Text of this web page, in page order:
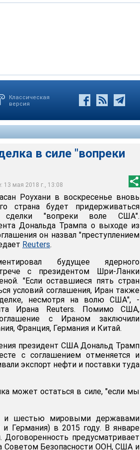
Классическая
версия
в силе "вопреки
13 мая 2018 г., 13:08
объявил 8 мая. Вместе с
которые затрагивали
Роухани в воскресенье вновь
страна будет придерживаться
сделки "вопреки воле США".
Дональда Трампа о выходе из
он назвал "преступлением
Reuters.
будущее ядерного
с президентом Шри-Ланки
"Если оставшиеся пять стран
условий соглашения, Иран также
несмотря на волю США", -
Ирана Reuters. Помимо США,
с Ираном заключили
Франция, Германия и Китай.
президент США Дональд Трамп
с соглашением отменяется и
экспорт нефти и поставки туда
может остаться в силе, "если мы
и шестью мировыми державами
Германия) в 2015 году. В январе
предусматривает
Советом Безопасности ООН, США и